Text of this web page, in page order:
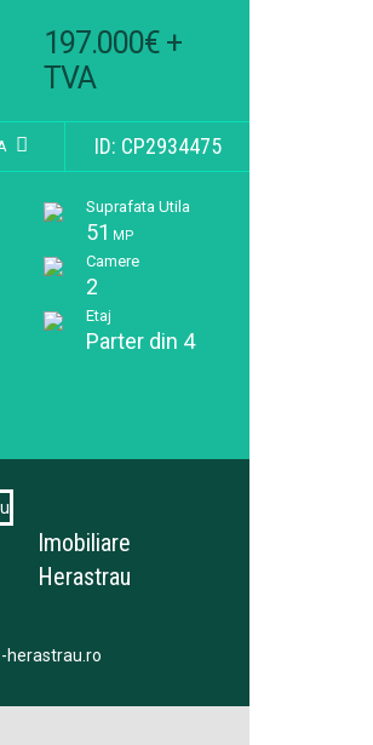
197.000€ +
TVA
ID: CP2934475
Suprafata Utila
51 MP
Camere
2
Etaj
Parter din 4
Imobiliare
Herastrau
herastrau.ro